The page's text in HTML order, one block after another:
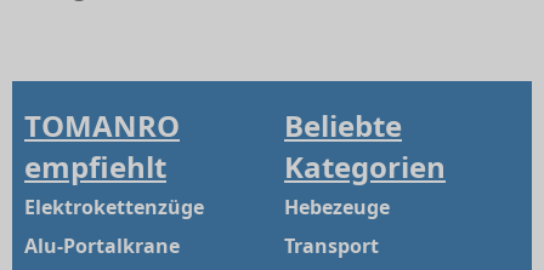
TOMANRO
empfiehlt
Elektrokettenzüge
Alu-Portalkrane
Beliebte
Kategorien
Hebezeuge
Transport